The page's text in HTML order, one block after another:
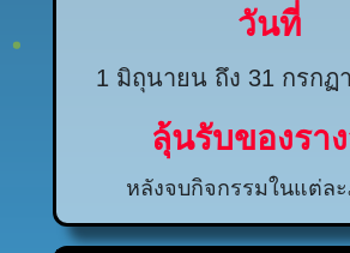
วันที่
1 มิถุนายน ถึง 31 กรกฏ
ลุ้นรับของรา
หลังจบกิจกรรมในแต่ล